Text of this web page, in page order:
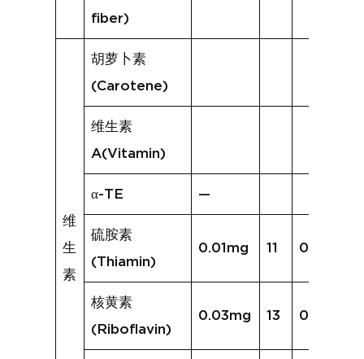
fiber)
维
生
素
胡萝卜素
(Carotene)
维生素
A(Vitamin)
α-TE —
硫胺素
(Thiamin)
0.01mg 11 0.03mg
核黄素
(Riboflavin)
0.03mg 13 0.08mg